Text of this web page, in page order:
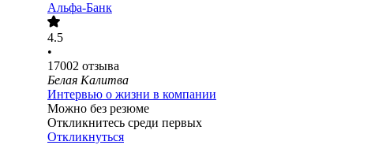
Альфа-Банк
4.5
•
17002 отзыва
Белая Калитва
Интервью о жизни в компании
Можно без резюме
Откликнитесь среди первых
Откликнуться